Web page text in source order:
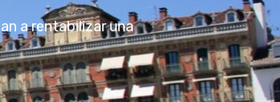
a rentabilizar una